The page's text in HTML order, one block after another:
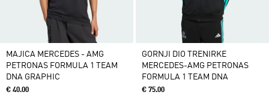
MAJICA MERCEDES - AMG
PETRONAS FORMULA 1 TEAM
DNA GRAPHIC
€ 40.00
GORNJI DIO TRENIRKE
MERCEDES-AMG PETRONAS
FORMULA 1 TEAM DNA
€ 75.00